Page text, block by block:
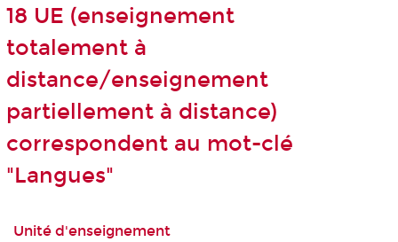
18 UE (enseignement
totalement à
distance/enseignement
partiellement à distance)
correspondent au mot-clé
"Langues"
Unité d'enseignement